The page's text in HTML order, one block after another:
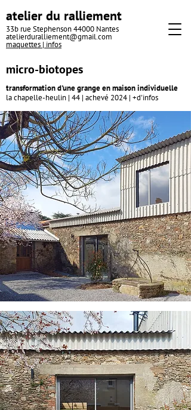
atelier du ralliement
33b rue Stephenson 44000 Nantes
atelierduralliement@gmail.com
maquettes | infos
micro-biotopes
transformation d'une grange enmaison individuelle
la chapelle-heulin | 44 | achevé 2024 | +d'infos